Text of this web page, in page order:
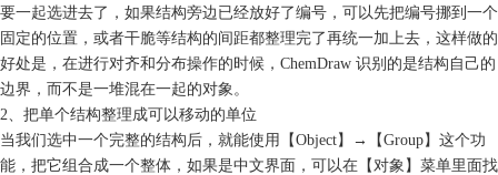
要一起选进去了，如果结构旁边已经放好了编号，可以先把编号挪到一个
固定的位置，或者干脆等结构的间距都整理完了再统一加上去，这样做的
好处是，在进行对齐和分布操作的时候，ChemDraw 识别的是结构自己的
边界，而不是一堆混在一起的对象。
2、把单个结构整理成可以移动的单位
当我们选中一个完整的结构后，就能使用【Object】→【Group】这个功
能，把它组合成一个整体，如果是中文界面，可以在【对象】菜单里面找